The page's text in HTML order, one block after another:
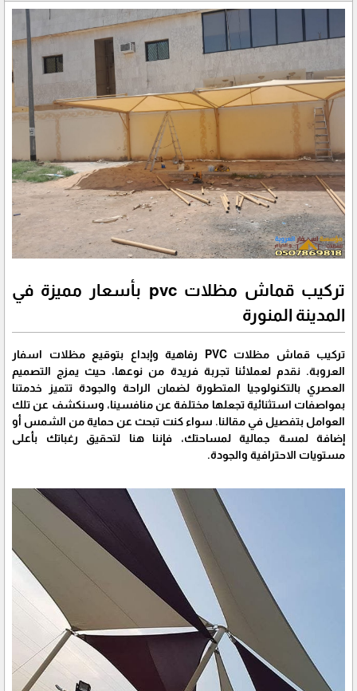
تركيب قماش مظلات pvc بأسعار مميزة في
المدينة المنورة
تركيب قماش مظلات PVC رفاهية وإبداع بتوقيع مظلات اسفار
العروبة. نقدم لعملائنا تجربة فريدة من نوعها، حيث يمزج التصميم
العصري بالتكنولوجيا المتطورة لضمان الراحة والجودة تتميز خدمتنا
بمواصفات استثنائية تجعلها مختلفة عن منافسينا، وسنكشف عن تلك
العوامل بتفصيل في مقالنا. سواء كنت تبحث عن حماية من الشمس أو
إضافة لمسة جمالية لمساحتك، فإننا هنا لتحقيق رغباتك بأعلى
مستويات الاحترافية والجودة.